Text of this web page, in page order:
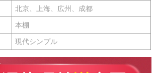
北京、上海、広州、成都
本棚
現代シンプル